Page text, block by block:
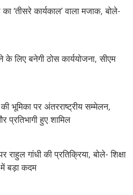
‘तीसरे कार्यकाल’ वाला मजाक, बोले-
के लिए बनेगी ठोस कार्ययोजना, सीएम
भूमिका पर अंतरराष्ट्रीय सम्मेलन,
हुए शामिल
राहुल गांधी की प्रतिक्रिया, बोले- शिक्षा
में बड़ा कदम